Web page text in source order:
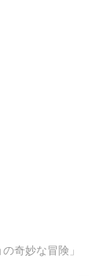
奇妙な冒険」